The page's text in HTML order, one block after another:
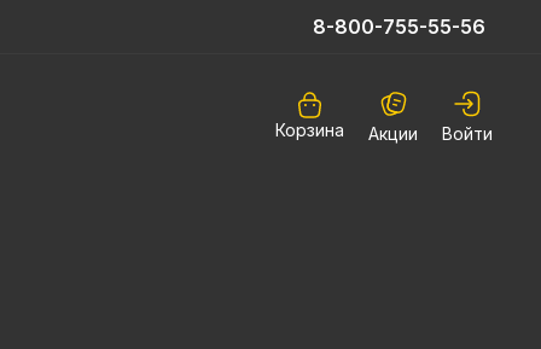
8-800-755-55-56
Корзина Акции Войти